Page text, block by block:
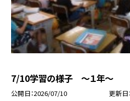
7/10学習の様子 ～１年～
公開日 2026/07/10 更新日